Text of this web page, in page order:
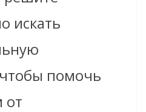
искать
помочь
от